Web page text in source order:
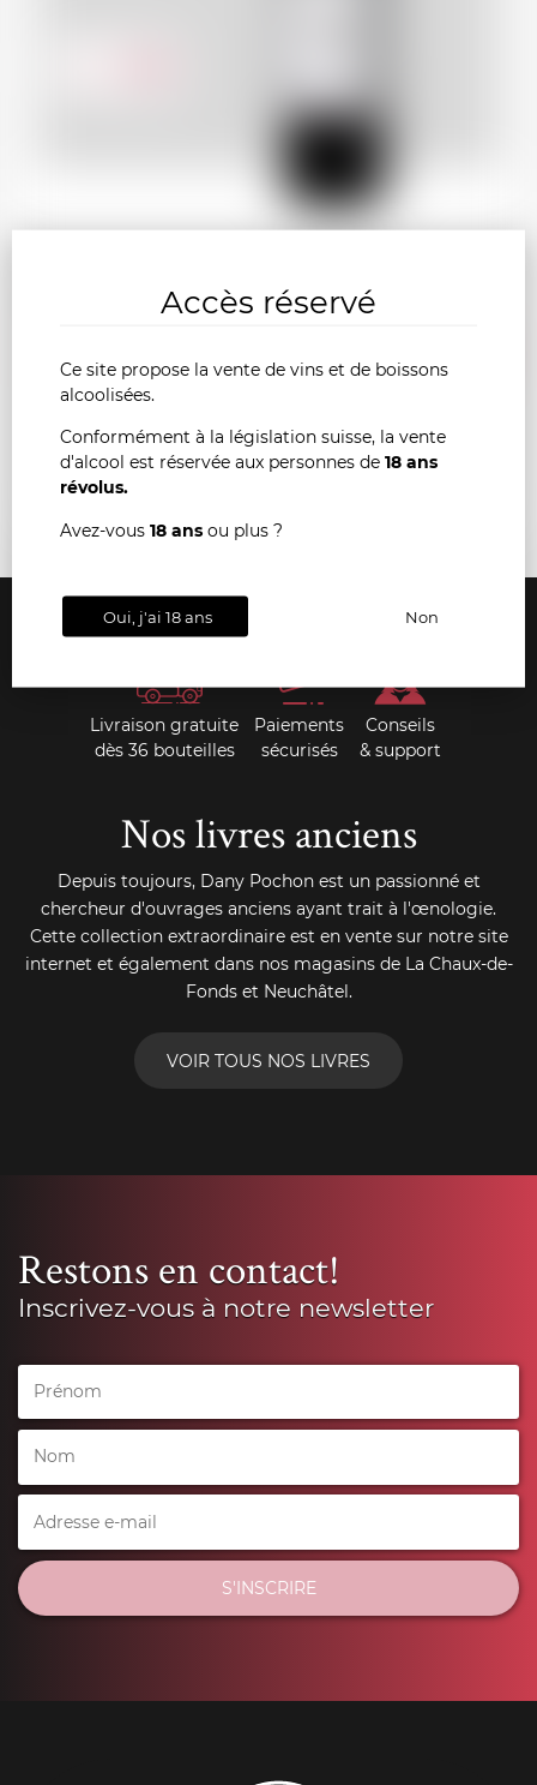
MARGAUX Château Marquis de Terme 2019
-
Livraison gratuite
dès 36 bouteilles
Paiements
sécurisés
Conseils
& support
Nos livres anciens
Depuis toujours, Dany Pochon est un passionné et
chercheur d'ouvrages anciens ayant trait à l'œnologie.
Cette collection extraordinaire est en vente sur notre site
internet et également dans nos magasins de La Chaux-de-
Fonds et Neuchâtel.
VOIR TOUS NOS LIVRES
Restons en contact!
Inscrivez-vous à notre newsletter
S'INSCRIRE
Accès réservé
Ce site propose la vente de vins et de boissons
alcoolisées.
Conformément à la législation suisse, la vente
d'alcool est réservée aux personnes de 18 ans
révolus.
Avez-vous 18 ans ou plus ?
Oui, j'ai 18 ans Non